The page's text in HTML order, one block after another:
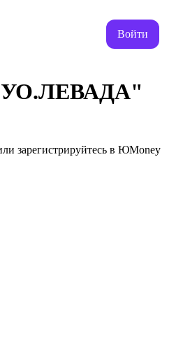
Войти
зарегистрируйтесь в ЮMoney